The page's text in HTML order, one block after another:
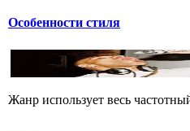
Особенности стиля
Жанр использует весь